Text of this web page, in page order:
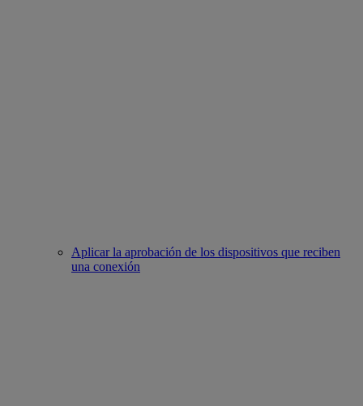
Aplicar la aprobación de los dispositivos que reciben
una conexión